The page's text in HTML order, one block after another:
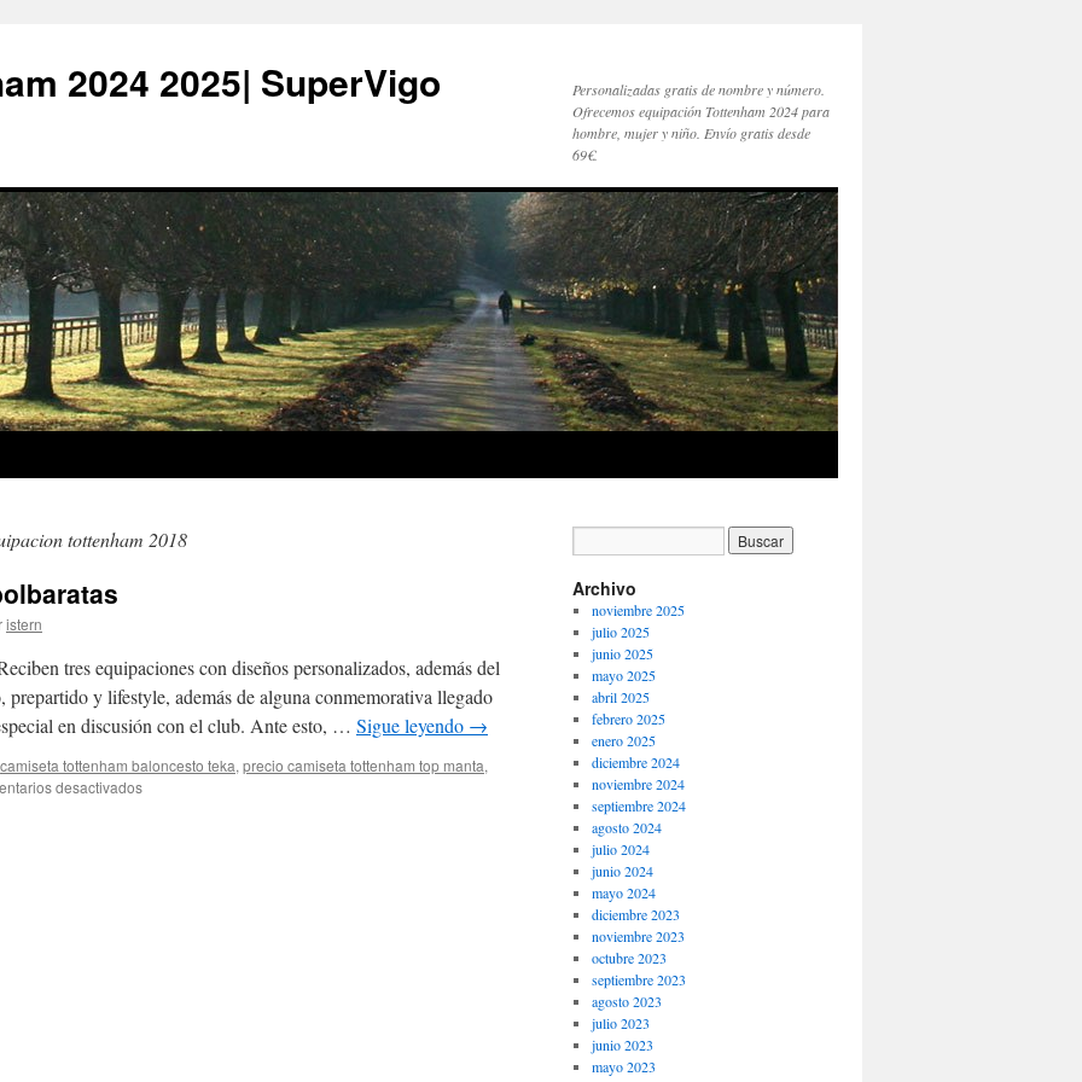
2024 2025| SuperVigo
Personalizadas gratis de nombre y número.
Ofrecemos equipación Tottenham 2024 para
hombre, mujer y niño. Envío gratis desde
69€.
tottenham 2018
istern
tres equipaciones con diseños personalizados, además del
prepartido y lifestyle, además de alguna conmemorativa llegado
en discusión con el club. Ante esto, … Sigue leyendo →
camiseta tottenham baloncesto teka, precio camiseta tottenham top manta,
desactivadosen
Archivo
noviembre 2025
julio 2025
junio 2025
mayo 2025
abril 2025
febrero 2025
enero 2025
diciembre 2024
noviembre 2024
septiembre 2024
agosto 2024
julio 2024
junio 2024
mayo 2024
diciembre 2023
noviembre 2023
octubre 2023
septiembre 2023
agosto 2023
julio 2023
junio 2023
mayo 2023